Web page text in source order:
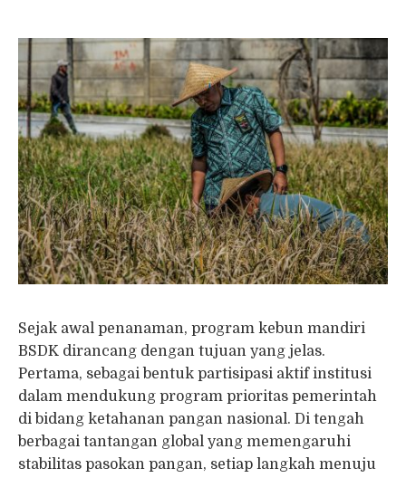
Sejak awal penanaman, program kebun mandiri
BSDK dirancang dengan tujuan yang jelas.
Pertama, sebagai bentuk partisipasi aktif institusi
dalam mendukung program prioritas pemerintah
di bidang ketahanan pangan nasional. Di tengah
berbagai tantangan global yang memengaruhi
stabilitas pasokan pangan, setiap langkah menuju